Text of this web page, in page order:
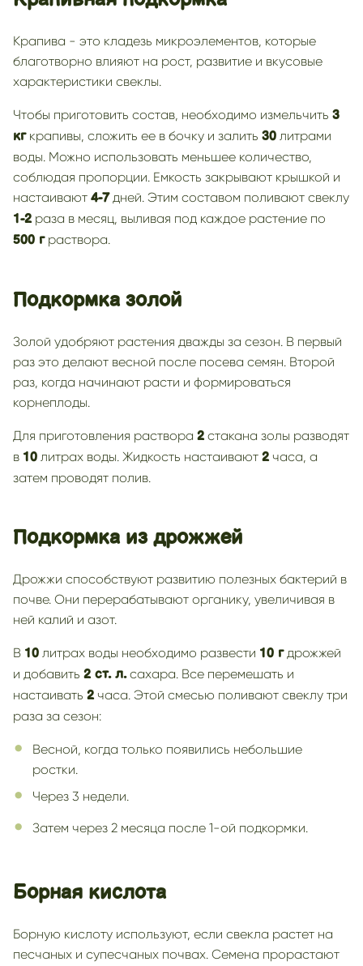
Крапива - это кладезь микроэлементов, которые
благотворно влияют на рост, развитие и вкусовые
характеристики свеклы.
Чтобы приготовить состав, необходимо измельчить 3
кгкрапивы, сложить ее в бочку и залить 30 литрами
воды. Можно использовать меньшее количество,
соблюдая пропорции. Емкость закрывают крышкой и
настаивают 4-7дней. Этим составом поливают свеклу
1-2 раза в месяц, выливая под каждое растение по
500 граствора.
Подкормка золой
Золой удобряют растения дважды за сезон. В первый
раз это делают весной после посева семян. Второй
раз, когда начинают расти и формироваться
корнеплоды.
Для приготовления раствора 2 стакана золы разводят
в 10 литрах воды. Жидкость настаивают 2 часа, а
затем проводят полив.
Подкормка из дрожжей
Дрожжи способствуют развитию полезных бактерий в
почве. Они перерабатывают органику, увеличивая в
ней калий и азот.
В 10 литрах воды необходимо развести 10 гдрожжей
и добавить 2 ст. л.сахара. Все перемешать и
настаивать 2 часа. Этой смесью поливают свеклу три
раза за сезон:
Весной, когда только появились небольшие
ростки.
Через 3 недели.
Затем через 2 месяца после 1-ой подкормки.
Борная кислота
Борную кислоту используют, если свекла растет на
песчаных и супесчаных почвах. Семена прорастают